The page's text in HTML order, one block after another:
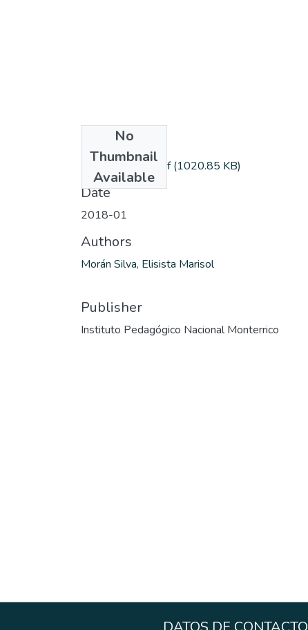
No
Thumbnail
Available
MoraS_Elisista.pdf(1020.85 KB)
Date
2018-01
Authors
Morán Silva, Elisista Marisol
Publisher
Instituto Pedagógico Nacional Monterrico